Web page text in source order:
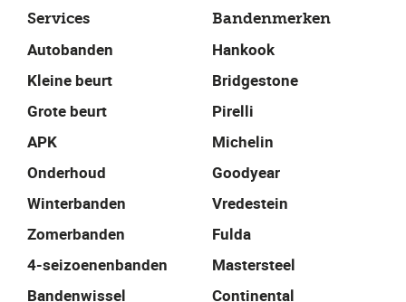
Services
Autobanden
Kleine beurt
Grote beurt
APK
Onderhoud
Winterbanden
Zomerbanden
4-seizoenenbanden
Bandenwissel
Bandenmerken
Hankook
Bridgestone
Pirelli
Michelin
Goodyear
Vredestein
Fulda
Mastersteel
Continental